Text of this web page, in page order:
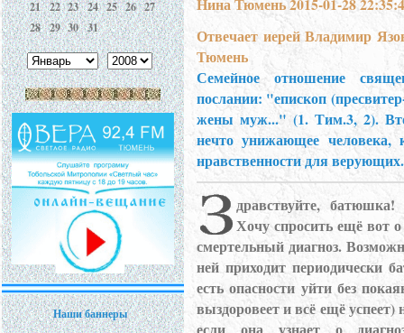
21 22 23 24 25 26 27
28 29 30 31
Наши баннеры
Отвечает иерей Владимир
Тюмень
Семейное отношение
послании: "епископ
жены муж..." (1. Тим.3, 2).
нечто унижающее человека,
нравственности для верующих.
дравствуйте,
Хочу спросить ещё
смертельный диагноз.
ней приходит периодически
есть опасности уйти без
выздоровеет и всё ещё